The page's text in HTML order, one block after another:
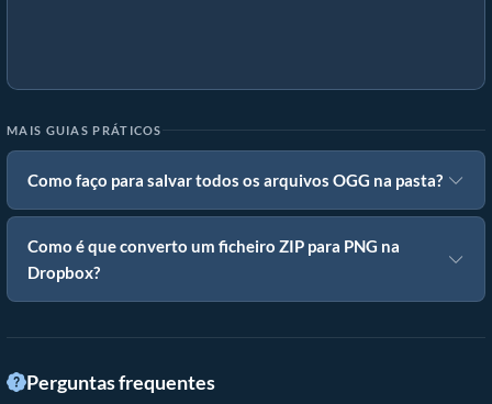
MAIS GUIAS PRÁTICOS
Como faço para salvar todos os arquivos OGG na pasta?
Como é que converto um ficheiro ZIP para PNG na
Dropbox?
Perguntas frequentes